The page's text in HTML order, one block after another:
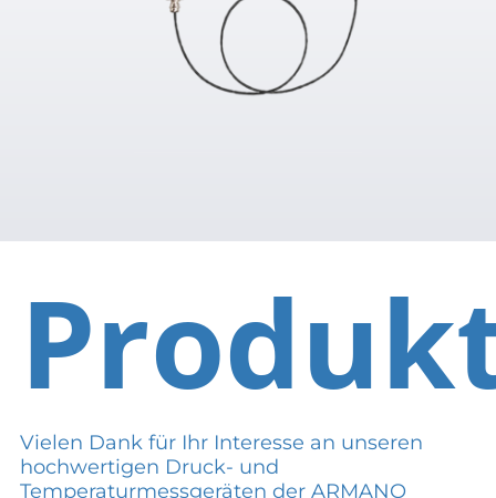
Vielen Dank für Ihr Interesse an unseren
hochwertigen Druck- und
Temperaturmessgeräten der ARMANO